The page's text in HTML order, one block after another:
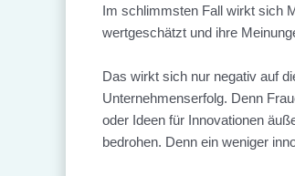
Im schlimmsten Fall wirkt sich
wertgeschätzt und ihre
Das wirkt sich nur negativ auf
Unternehmenserfolg. Denn
oder Ideen für Innovationen
bedrohen. Denn ein weniger